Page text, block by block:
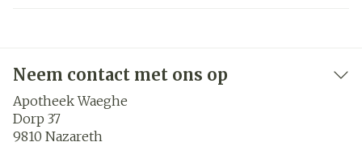
Neem contact met ons op
Apotheek Waeghe
Dorp 37
9810 Nazareth